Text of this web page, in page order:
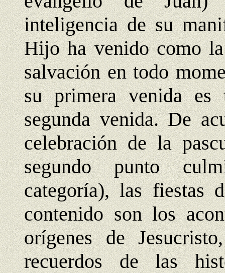
inteligencia de su
Hijo ha venido como
salvación en todo
su primera venida es
segunda venida. De
celebración de la
segundo punto
categoría), las fiestas
contenido son los
orígenes de
recuerdos de las